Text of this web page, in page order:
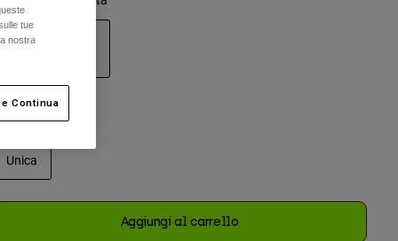
Unica
Aggiungi al carrello
tue
nostra
Continua